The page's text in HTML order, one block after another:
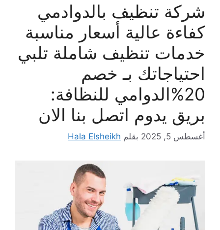
شركة تنظيف بالدوادمي
كفاءة عالية أسعار مناسبة
خدمات تنظيف شاملة تلبي
احتياجاتك بـ خصم
20%الدوامي للنظافة:
بريق يدوم اتصل بنا الان
أغسطس 5, 2025 بقلم Hala Elsheikh